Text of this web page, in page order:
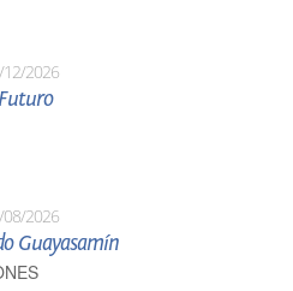
12/2026
08/2026
Guayasamín